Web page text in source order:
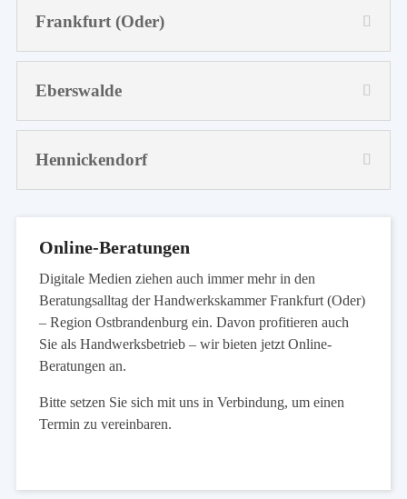
Frankfurt (Oder)
Eberswalde
Hennickendorf
Online-Beratungen
Digitale Medien ziehen auch immer mehr in den
Beratungsalltag der Handwerkskammer Frankfurt (Oder)
– Region Ostbrandenburg ein. Davon profitieren auch
Sie als Handwerksbetrieb – wir bieten jetzt Online-
Beratungen an.
Bitte setzen Sie sich mit uns in Verbindung, um einen
Termin zu vereinbaren.